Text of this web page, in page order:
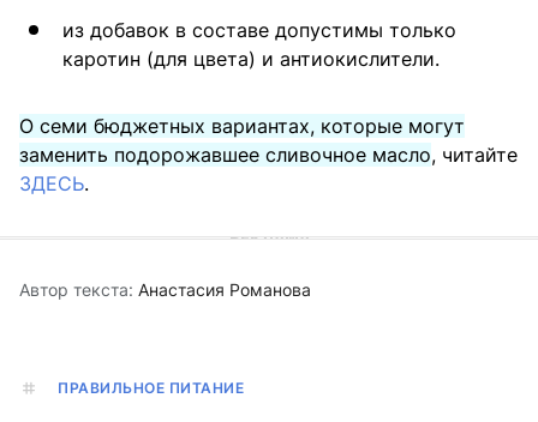
из добавок в составе допустимы только
каротин (для цвета) и антиокислители.
О семи бюджетных вариантах, которые могут
заменить подорожавшее сливочное масло, читайте
ЗДЕСЬ.
Автор текста: Анастасия Романова
ПРАВИЛЬНОЕ ПИТАНИЕ